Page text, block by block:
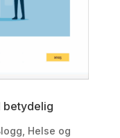
betydelig
, Helse og